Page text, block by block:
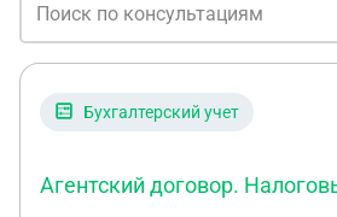
Бухгалтерский учет
Агентский договор.